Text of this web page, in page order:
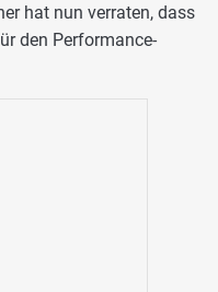
hat nun verraten, dass
den Performance-